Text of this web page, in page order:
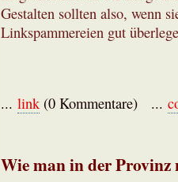
Gestalten sollten also, wenn
Linkspammereien gut
... link (0 Kommentare) ...
Wie man in der Provinz